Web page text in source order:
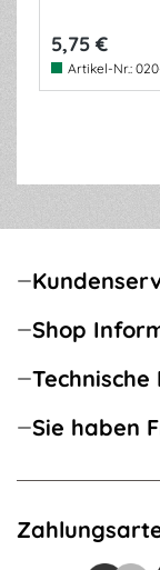
5,75 €
Artikel-Nr.:
Shop
Sie haben